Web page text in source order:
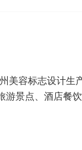
美容标志设计
景点、酒店餐